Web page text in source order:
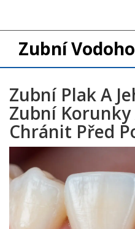
Zubní
Zubní Plak A
Zubní Korunky
Chránit Před